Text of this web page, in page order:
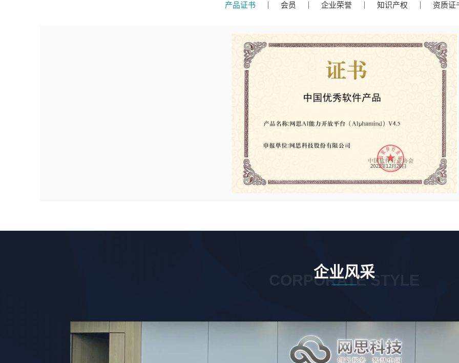
产品证书 会员 企业荣誉 知识产权 资质证
企业风采
CORPORATE STYLE